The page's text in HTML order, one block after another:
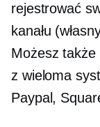
rejestrować
kanału
Możesz także
z wieloma
Paypal,